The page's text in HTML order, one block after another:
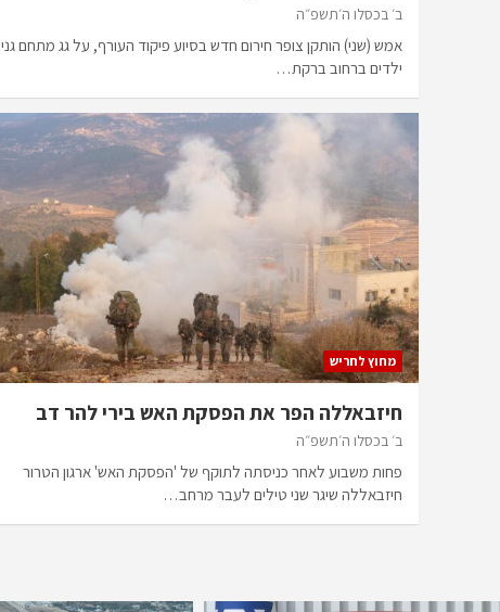
ב׳ בכסלו ה׳תשפ״ה
אמש (שני) הותקן צופר חירום חדש בסיוע פיקוד העורף, על גג מתחם גני
ילדים ברחוב ברקת…
מחוץ לחריש
חיזבאללה הפר את הפסקת האש בירי להר דב
ב׳ בכסלו ה׳תשפ״ה
פחות משבוע לאחר כניסתה לתוקף של 'הפסקת האש' ארגון הטרור
חיזבאללה שיגר שני טילים לעבר מרחב…